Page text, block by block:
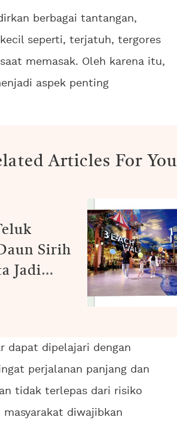
berbagai tantangan,
seperti, terjatuh, tergores
memasak. Oleh karena itu,
aspek penting
Articles For You
Sirih
Jadi
dapat dipelajari dengan
perjalanan panjang dan
tidak terlepas dari risiko
diwajibkan